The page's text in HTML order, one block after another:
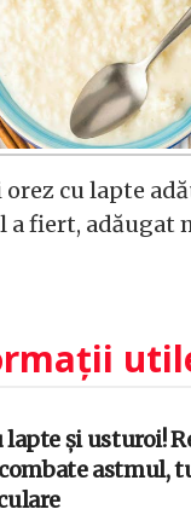
cu lapte
a fiert, adăugat
și usturoi!
astmul,